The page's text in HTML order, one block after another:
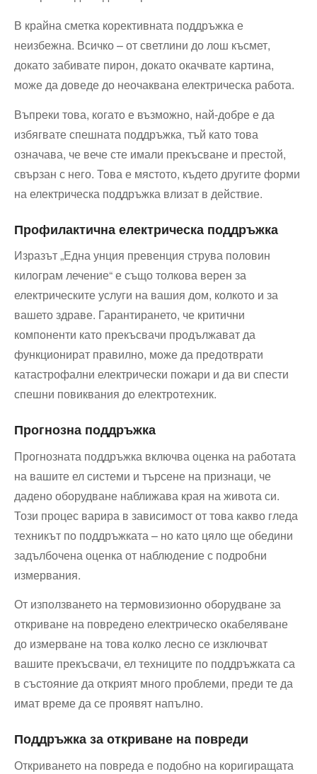
В крайна сметка корективната поддръжка е
неизбежна. Всичко – от светлини до лош късмет,
докато забивате пирон, докато окачвате картина,
може да доведе до неочаквана електрическа работа.
Въпреки това, когато е възможно, най-добре е да
избягвате спешната поддръжка, тъй като това
означава, че вече сте имали прекъсване и престой,
свързан с него. Това е мястото, където другите форми
на електрическа поддръжка влизат в действие.
Профилактична електрическа поддръжка
Изразът „Една унция превенция струва половин
килограм лечение“ е също толкова верен за
електрическите услуги на вашия дом, колкото и за
вашето здраве. Гарантирането, че критични
компоненти като прекъсвачи продължават да
функционират правилно, може да предотврати
катастрофални електрически пожари и да ви спести
спешни повиквания до електротехник.
Прогнозна поддръжка
Прогнозната поддръжка включва оценка на работата
на вашите ел системи и търсене на признаци, че
дадено оборудване наближава края на живота си.
Този процес варира в зависимост от това какво гледа
техникът по поддръжката – но като цяло ще обедини
задълбочена оценка от наблюдение с подробни
измервания.
От използването на термовизионно оборудване за
откриване на повредено електрическо окабеляване
до измерване на това колко лесно се изключват
вашите прекъсвачи, ел техниците по поддръжката са
в състояние да открият много проблеми, преди те да
имат време да се проявят напълно.
Поддръжка за откриване на повреди
Откриването на повреда е подобно на коригиращата